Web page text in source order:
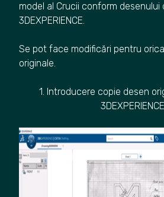
model al Crucii conform
3DEXPERIENCE.
Se pot face modificări pentru
originale.
1. Introducere copie desen
3DEXPERIENCE